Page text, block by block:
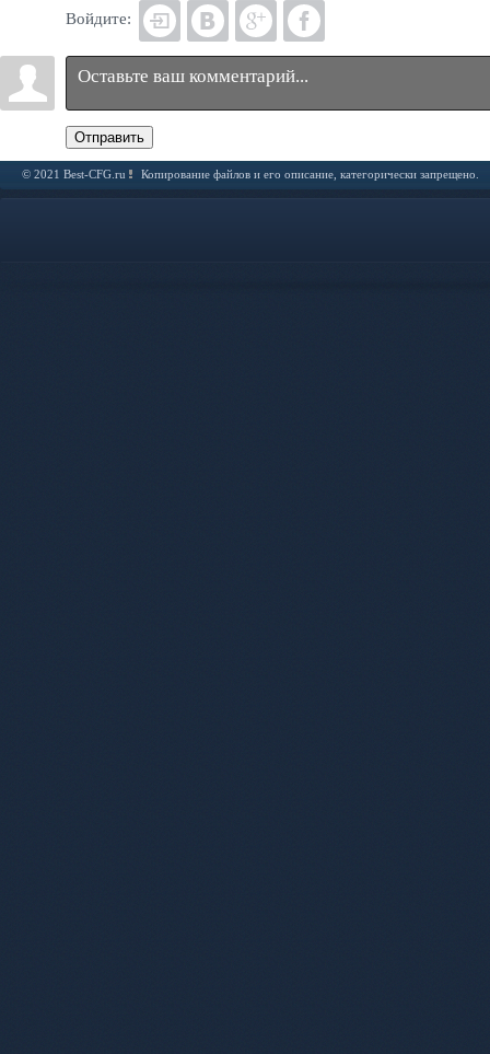
Войдите:
Отправить
© 2021 Best-CFG.ru Копирование файлов и его описание, категорически запрещено.